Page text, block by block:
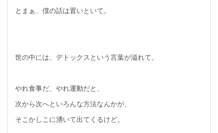
とまぁ、僕の話は置いといて。
世の中には、デトックスという言葉が溢れて。
やれ食事だ、やれ運動だと、
次から次へといろんな方法なんかが、
そこかしこに湧いて出てくるけど。